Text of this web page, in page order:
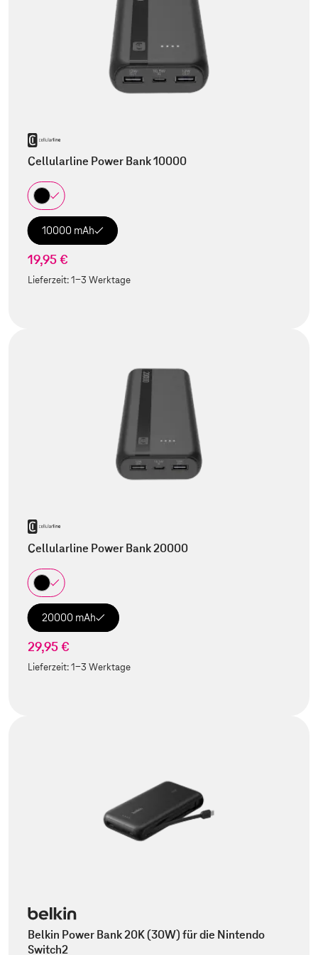
Cellularline Power Bank 10000
10000 mAh
19,95 €
Lieferzeit:1-3 Werktage
Cellularline Power Bank 20000
20000 mAh
29,95 €
Lieferzeit:1-3 Werktage
Belkin Power Bank 20K (30W) für die Nintendo
Switch2